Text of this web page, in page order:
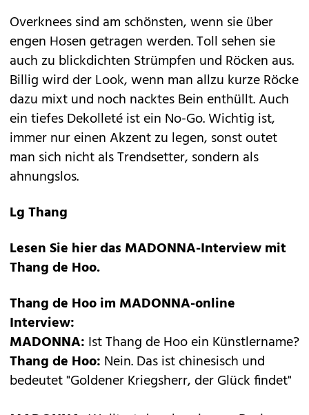
Overknees sind am schönsten, wenn sie über
engen Hosen getragen werden. Toll sehen sie
auch zu blickdichten Strümpfen und Röcken aus.
Billig wird der Look, wenn man allzu kurze Röcke
dazu mixt und noch nacktes Bein enthüllt. Auch
ein tiefes Dekolleté ist ein No-Go. Wichtig ist,
immer nur einen Akzent zu legen, sonst outet
man sich nicht als Trendsetter, sondern als
ahnungslos.
Lg Thang
Lesen Sie hier das MADONNA-Interview mit
Thang de Hoo.
Thang de Hoo im MADONNA-online
Interview:
MADONNA: Ist Thang de Hoo ein Künstlername?
Thang de Hoo: Nein. Das ist chinesisch und
bedeutet "Goldener Kriegsherr, der Glück findet"